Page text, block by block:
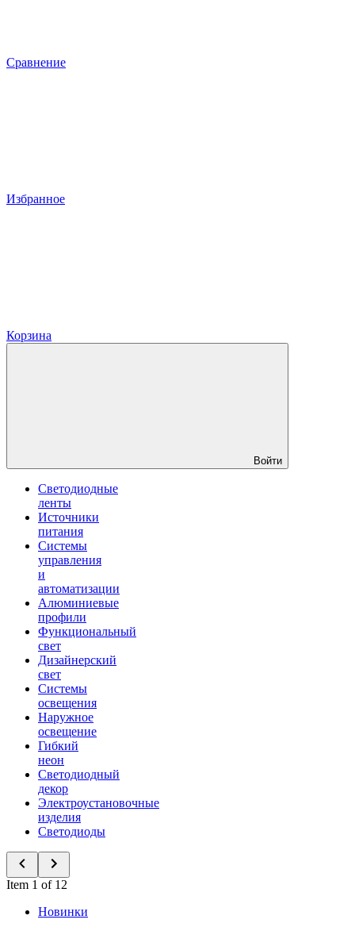
Сравнение
Избранное
Корзина
Войти
Светодиодные
ленты
Источники
питания
Системы
управления
и
автоматизации
Алюминиевые
профили
Функциональный
свет
Дизайнерский
свет
Системы
освещения
Наружное
освещение
Гибкий
неон
Светодиодный
декор
Электроустановочные
изделия
Светодиоды
Item 1 of 12
Новинки